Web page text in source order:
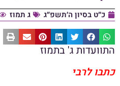
כ״ט בסיון ה׳תשפ״ג ג תמוז
התוועדות ג' בתמוז
כתבו לרבי